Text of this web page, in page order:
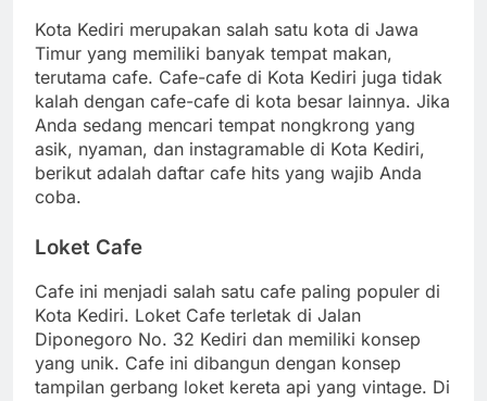
Kota Kediri merupakan salah satu kota di Jawa
Timur yang memiliki banyak tempat makan,
terutama cafe. Cafe-cafe di Kota Kediri juga tidak
kalah dengan cafe-cafe di kota besar lainnya. Jika
Anda sedang mencari tempat nongkrong yang
asik, nyaman, dan instagramable di Kota Kediri,
berikut adalah daftar cafe hits yang wajib Anda
coba.
Loket Cafe
Cafe ini menjadi salah satu cafe paling populer di
Kota Kediri. Loket Cafe terletak di Jalan
Diponegoro No. 32 Kediri dan memiliki konsep
yang unik. Cafe ini dibangun dengan konsep
tampilan gerbang loket kereta api yang vintage. Di